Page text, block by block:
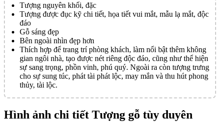
Tượng nguyên khối, đặc
Tượng được đục kỹ chi tiết, họa tiết vui mắt, mẫu lạ mắt, độc
đáo
Gỗ sáng đẹp
Bên ngoài nhìn đẹp hơn
Thích hợp để trang trí phòng khách, làm nổi bật thêm không
gian ngôi nhà, tạo được nét riêng độc đáo, cũng như thể hiện
sự sang trọng, phồn vinh, phú quý. Ngoài ra còn tượng trưng
cho sự sung túc, phát tài phát lộc, may mắn và thu hút phong
thủy, tài lộc.
Hình ảnh chi tiết Tượng gỗ tùy duyên